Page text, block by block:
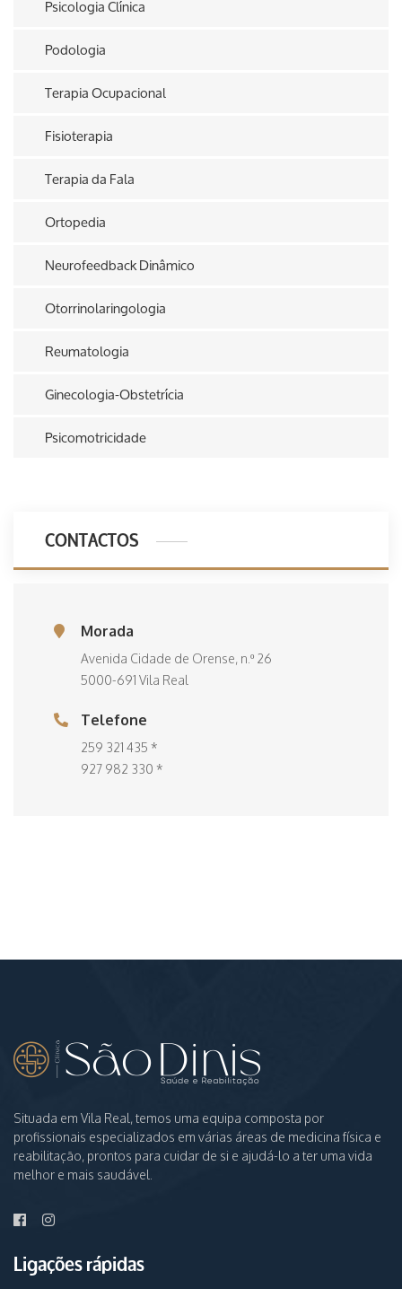
Psicologia Clínica
Podologia
Terapia Ocupacional
Fisioterapia
Terapia da Fala
Ortopedia
Neurofeedback Dinâmico
Otorrinolaringologia
Reumatologia
Ginecologia-Obstetrícia
Psicomotricidade
CONTACTOS
Morada
Avenida Cidade de Orense, n.º 26
5000-691 Vila Real
Telefone
259 321 435 *
927 982 330 *
Situada em Vila Real, temos uma equipa composta por
profissionais especializados em várias áreas de medicina física e
reabilitação, prontos para cuidar de si e ajudá-lo a ter uma vida
melhor e mais saudável.
Ligações rápidas